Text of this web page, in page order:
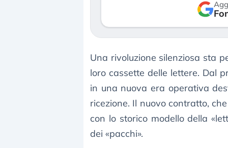
Una rivoluzione silenziosa sta
loro cassette delle lettere. Dal
in una nuova era operativa
ricezione. Il nuovo contratto,
con lo storico modello della
dei «pacchi».